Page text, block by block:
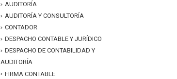
AUDITORÍA
AUDITORÍA Y CONSULTORÍA
CONTADOR
DESPACHO CONTABLE Y JURÍDICO
DESPACHO DE CONTABILIDAD Y
AUDITORÍA
FIRMA CONTABLE